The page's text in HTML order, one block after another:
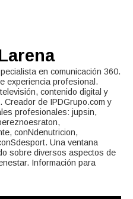
en comunicación 360.
experiencia profesional.
contenido digital y
Creador de IPDGrupo.com y
profesionales: jupsin,
conNdenutricion,
Una ventana
sobre diversos aspectos de
Información para